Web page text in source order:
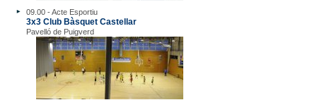
09.00 - Acte Esportiu
3x3 Club Bàsquet Castellar
Pavelló de Puigverd